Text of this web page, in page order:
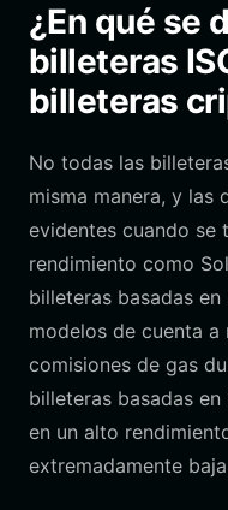
¿En qué se
billeteras
billeteras
No todas las
misma manera, y las
evidentes cuando se
rendimiento como
billeteras basadas
modelos de cuenta
comisiones de gas
billeteras basadas
en un alto
extremadamente